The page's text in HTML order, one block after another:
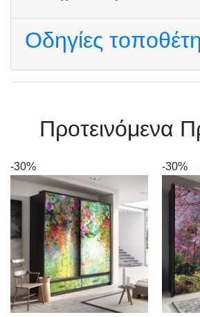
Οδηγίες
Πρoτεινόμενα
-30% -30%